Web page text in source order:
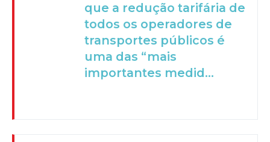
que a redução tarifária de
todos os operadores de
transportes públicos é
uma das “mais
importantes medid...